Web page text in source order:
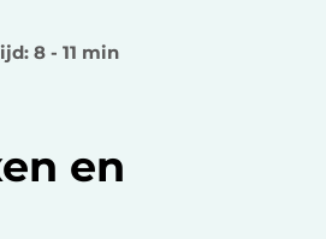
8 - 11 min
en